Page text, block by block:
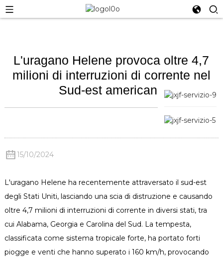
L'uragano Helene provoca oltre 4,7
milioni di interruzioni di corrente nel
Sud-est americano
15/10/2024
L'uragano Helene ha recentemente attraversato il sud-est
degli Stati Uniti, lasciando una scia di distruzione e causando
oltre 4,7 milioni di interruzioni di corrente in diversi stati, tra
cui Alabama, Georgia e Carolina del Sud. La tempesta,
classificata come sistema tropicale forte, ha portato forti
piogge e venti che hanno superato i 160 km/h, provocando